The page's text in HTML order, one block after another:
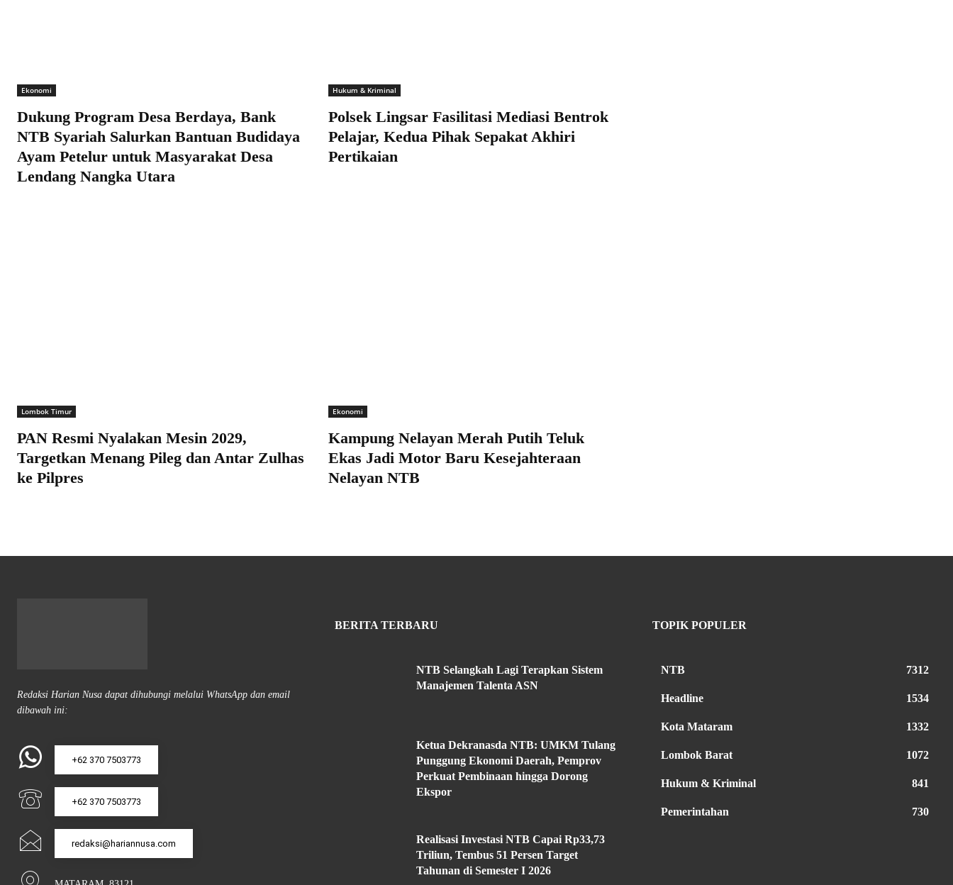
Ekonomi
Dukung Program Desa Berdaya, Bank
NTB Syariah Salurkan Bantuan Budidaya
Ayam Petelur untuk Masyarakat Desa
Lendang Nangka Utara
Hukum & Kriminal
Polsek Lingsar Fasilitasi Mediasi Bentrok
Pelajar, Kedua Pihak Sepakat Akhiri
Pertikaian
Lombok Timur
PAN Resmi Nyalakan Mesin 2029,
Targetkan Menang Pileg dan Antar Zulhas
ke Pilpres
Ekonomi
Kampung Nelayan Merah Putih Teluk
Ekas Jadi Motor Baru Kesejahteraan
Nelayan NTB
Redaksi Harian Nusa dapat dihubungi melalui WhatsApp dan email
dibawah ini:
+62 370 7503773
+62 370 7503773
redaksi@hariannusa.com
BERITA TERBARU
NTB Selangkah Lagi Terapkan Sistem
Manajemen Talenta ASN
Ketua Dekranasda NTB: UMKM Tulang
Punggung Ekonomi Daerah, Pemprov
Perkuat Pembinaan hingga Dorong
Ekspor
Realisasi Investasi NTB Capai Rp33,73
Triliun, Tembus 51 Persen Target
Tahunan di Semester I 2026
TOPIK POPULER
NTB 7312
Headline 1534
Kota Mataram 1332
Lombok Barat 1072
Hukum & Kriminal 841
Pemerintahan 730